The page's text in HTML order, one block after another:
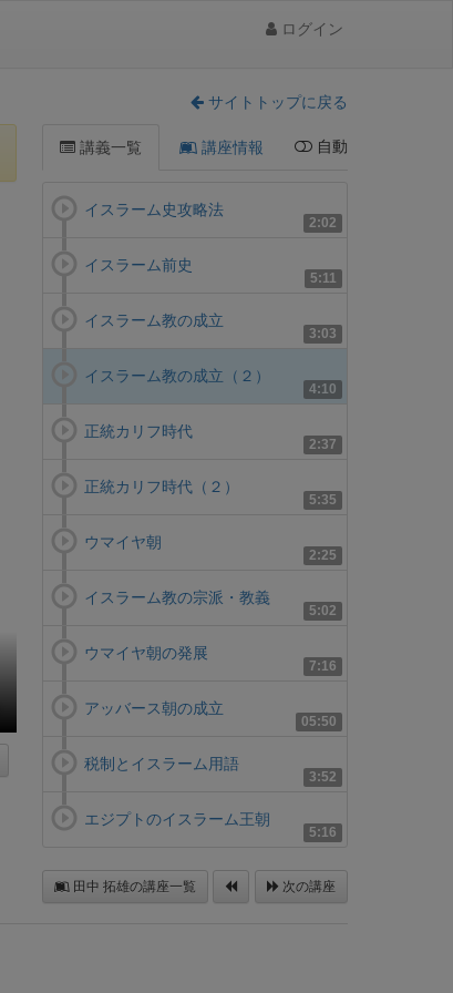
ログイン
サイトトップに戻る
講義一覧 講座情報 自動
2:02
イスラーム史攻略法
5:11
イスラーム前史
3:03
イスラーム教の成立
4:10
イスラーム教の成立（２）
2:37
正統カリフ時代
5:35
正統カリフ時代（２）
2:25
ウマイヤ朝
5:02
イスラーム教の宗派・教義
7:16
ウマイヤ朝の発展
05:50
アッバース朝の成立
3:52
税制とイスラーム用語
5:16
エジプトのイスラーム王朝
田中 拓雄の講座一覧 次の講座